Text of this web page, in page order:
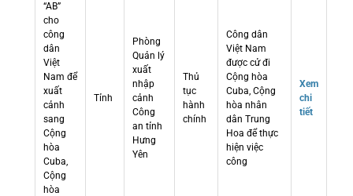
“AB”
cho
công
dân
Việt
Nam để
xuất
cảnh
sang
Cộng
hòa
Cuba,
Cộng
hòa
Tỉnh
Phòng
Quản lý
xuất
nhập
cảnh
Công
an tỉnh
Hưng
Yên
Thủ
tục
hành
chính
Công dân
Việt Nam
được cử đi
Cộng hòa
Cuba, Cộng
hòa nhân
dân Trung
Hoa để thực
hiện việc
công
Xem
chi
tiết